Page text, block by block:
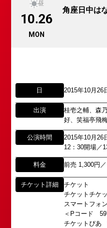
昼
10.26
MON
角座日中は
日 2015年10月26
出演
桂壱之輔、森
好、笑福亭飛
公演時間
2015年10月26
12：30開場／
料金 前売 1,300円
チケット詳細
チケット
チケットチケ
スマートフォ
＜Pコード
チケットぴあ
心斎橋
公
「角座」の名称は、「
代に遡ります。
「角座」はかつて、浪花
「五つ櫓」若しくは「道
1960年～70年代には、
ました。
その後、「角座」の名
(大阪市中央区)や
弊社直営の劇場「B1角
がれていましたが、
所属オーディションに
以下のアドレスからお
大阪本社 タレント開発室
東京支社 タレント開発
イベント出演依頼のお
以下のページからお問い
イベント出演依頼メール
https://